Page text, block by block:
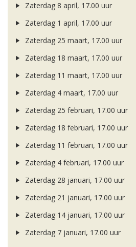
Zaterdag 8 april, 17.00 uur
Zaterdag 1 april, 17.00 uur
Zaterdag 25 maart, 17.00 uur
Zaterdag 18 maart, 17.00 uur
Zaterdag 11 maart, 17.00 uur
Zaterdag 4 maart, 17.00 uur
Zaterdag 25 februari, 17.00 uur
Zaterdag 18 februari, 17.00 uur
Zaterdag 11 februari, 17.00 uur
Zaterdag 4 februari, 17.00 uur
Zaterdag 28 januari, 17.00 uur
Zaterdag 21 januari, 17.00 uur
Zaterdag 14 januari, 17.00 uur
Zaterdag 7 januari, 17.00 uur